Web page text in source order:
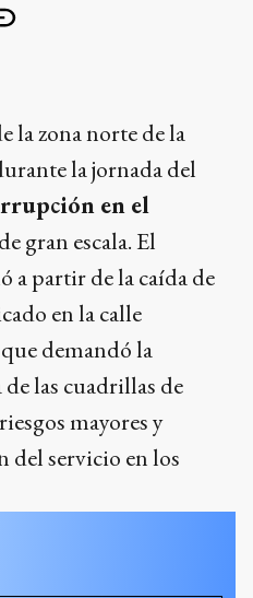
la zona norte de la
la jornada del
en el
de gran escala. El
a partir de la caída de
en la calle
demandó la
las cuadrillas de
mayores y
del servicio en los